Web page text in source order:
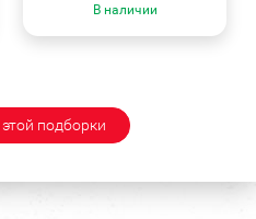
В наличии
подборки